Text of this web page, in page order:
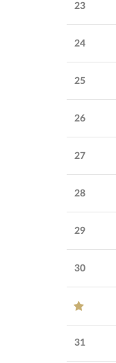
23
24
25
26
27
28
29
30
31